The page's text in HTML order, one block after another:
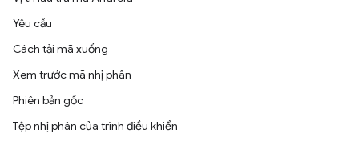
Yêu cầu
Cách tải mã xuống
Xem trước mã nhị phân
Phiên bản gốc
Tệp nhị phân của trình điều khiển